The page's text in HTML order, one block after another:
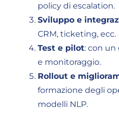
policy di escalation.
Sviluppo e
CRM, ticketing, ecc.
Test e pilot: con
e monitoraggio.
Rollout e
formazione degli
modelli NLP.